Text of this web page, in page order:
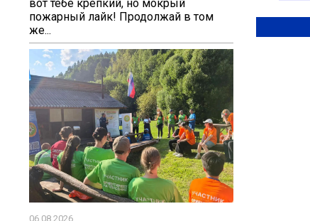
вот тебе крепкий, но мокрый
пожарный лайк! Продолжай в том
же...
06.08.2026